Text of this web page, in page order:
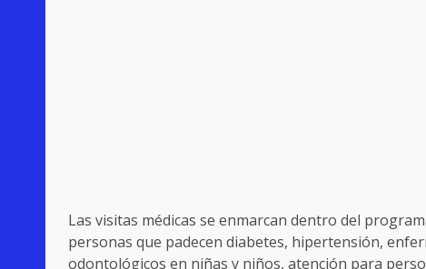
Las visitas médicas se enmarcan dentro del
personas que padecen diabetes, hipertensión,
odontológicos en niñas y niños, atención para